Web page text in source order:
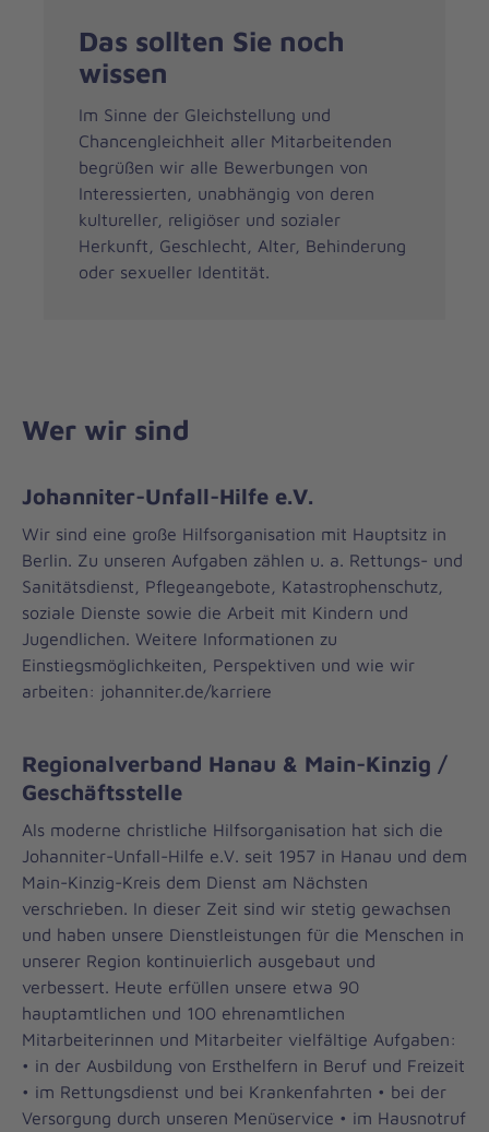
Das sollten Sie noch
wissen
Im Sinne der Gleichstellung und
Chancengleichheit aller Mitarbeitenden
begrüßen wir alle Bewerbungen von
Interessierten, unabhängig von deren
kultureller, religiöser und sozialer
Herkunft, Geschlecht, Alter, Behinderung
oder sexueller Identität.
Wer wir sind
Johanniter-Unfall-Hilfe e.V.
Wir sind eine große Hilfsorganisation mit Hauptsitz in
Berlin. Zu unseren Aufgaben zählen u. a. Rettungs- und
Sanitätsdienst, Pflegeangebote, Katastrophenschutz,
soziale Dienste sowie die Arbeit mit Kindern und
Jugendlichen. Weitere Informationen zu
Einstiegsmöglichkeiten, Perspektiven und wie wir
arbeiten: johanniter.de/karriere
Regionalverband Hanau & Main-Kinzig /
Geschäftsstelle
Als moderne christliche Hilfsorganisation hat sich die
Johanniter-Unfall-Hilfe e.V. seit 1957 in Hanau und dem
Main-Kinzig-Kreis dem Dienst am Nächsten
verschrieben. In dieser Zeit sind wir stetig gewachsen
und haben unsere Dienstleistungen für die Menschen in
unserer Region kontinuierlich ausgebaut und
verbessert. Heute erfüllen unsere etwa 90
hauptamtlichen und 100 ehrenamtlichen
Mitarbeiterinnen und Mitarbeiter vielfältige Aufgaben:
• in der Ausbildung von Ersthelfern in Beruf und Freizeit
• im Rettungsdienst und bei Krankenfahrten • bei der
Versorgung durch unseren Menüservice • im Hausnotruf